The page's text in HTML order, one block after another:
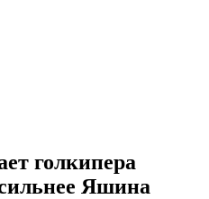
голкипера
Яшина